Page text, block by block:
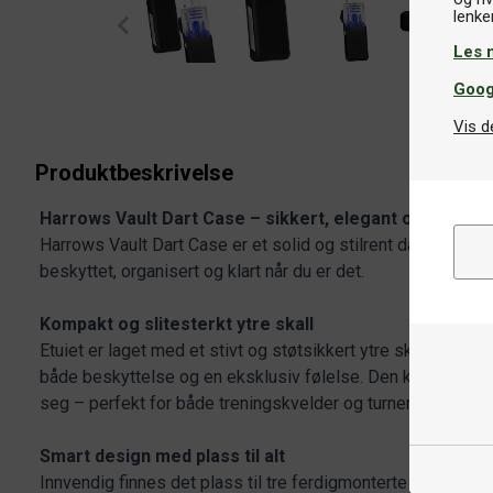
Les
Vis
Produktbeskrivelse
Harrows Vault Dart Case – sikkert, elegant og alltid
Harrows Vault Dart Case er et solid og stilrent dartetui,
beskyttet, organisert og klart når du er det.
Kompakt og slitesterkt ytre skall
Etuiet er laget med et stivt og støtsikkert ytre skall med
både beskyttelse og en eksklusiv følelse. Den kompakte
seg – perfekt for både treningskvelder og turneringer.
Smart design med plass til alt
Innvendig finnes det plass til tre ferdigmonterte dartpiler